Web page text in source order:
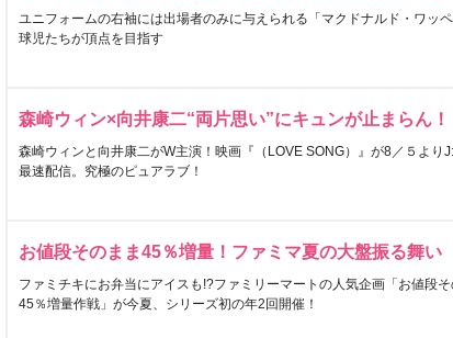
ユニフォームの右袖には出場者のみに与えられる「マクドナルド・ワッ
球児たちが頂点を目指す
森崎ウィン×向井康二“両片思い”にキュンが止まらん！
森崎ウィンと向井康二がW主演！映画『（LOVE SONG）』が8／５より
最速配信。究極のピュアラブ！
お値段そのまま45％増量！ファミマ夏の大盤振る舞い
ファミチキにお弁当にアイスも!?ファミリーマートの人気企画「お値段そ
45％増量作戦」が今夏、シリーズ初の年2回開催！